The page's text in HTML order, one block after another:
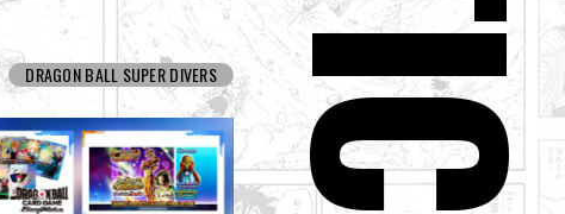
DRAGON BALL SUPER DIVERS